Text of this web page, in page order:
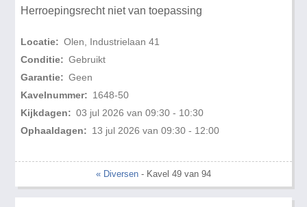
Herroepingsrecht niet van toepassing
Locatie: Olen, Industrielaan 41
Conditie: Gebruikt
Garantie: Geen
Kavelnummer: 1648-50
Kijkdagen: 03 jul 2026 van 09:30 - 10:30
Ophaaldagen: 13 jul 2026 van 09:30 - 12:00
« Diversen - Kavel 49 van 94